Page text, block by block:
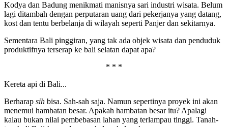
Kodya dan Badung menikmati manisnya sari industri wisata. Belum
lagi ditambah dengan perputaran uang dari pekerjanya yang datang,
kost dan tentu berbelanja di wilayah seperti Panjer dan sekitarnya.
Sementara Bali pinggiran, yang tak ada objek wisata dan penduduk
produktifnya terserap ke bali selatan dapat apa?
* * *
Kereta api di Bali...
Berharap sih bisa. Sah-sah saja. Namun sepertinya proyek ini akan
menemui hambatan besar. Apakah hambatan besar itu? Apalagi
kalau bukan nilai pembebasan lahan yang terlampau tinggi. Tanah-